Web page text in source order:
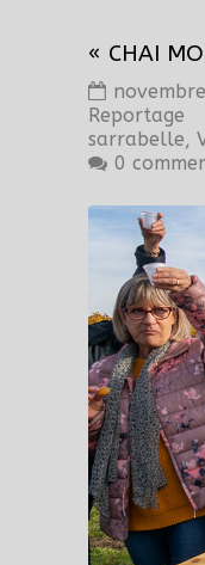
« CHAI
Reportage
sarrabelle,
0